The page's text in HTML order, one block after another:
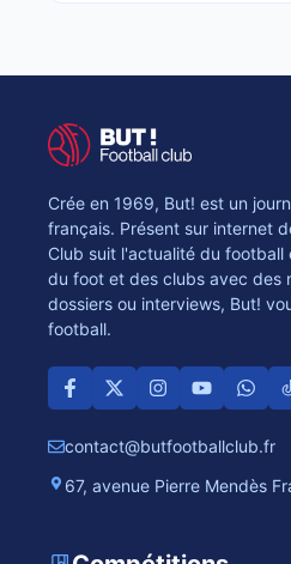
Crée en 1969, But! est un
français. Présent sur internet
Club suit l'actualité du football
du foot et des clubs avec des
dossiers ou interviews, But!
football.
contact@butfootballclub.fr
67, avenue Pierre Mendès